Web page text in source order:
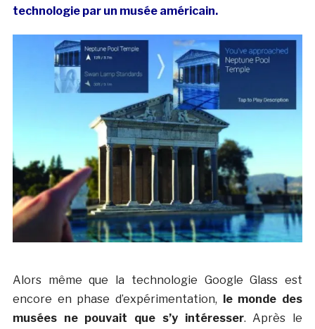
technologie par un musée américain.
Alors même que la technologie Google Glass est
encore en phase d’expérimentation, le monde des
musées ne pouvait que s’y intéresser. Après le